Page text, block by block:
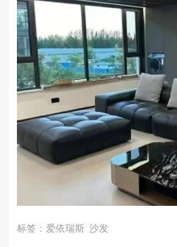
标签：爱依瑞斯 沙发